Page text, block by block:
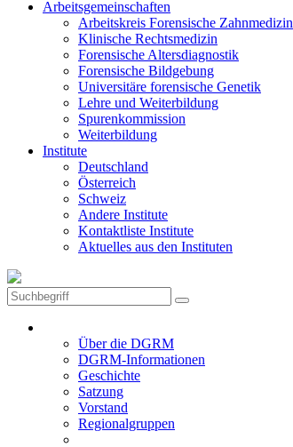
Arbeitsgemeinschaften
Arbeitskreis Forensische Zahnmedizin
Klinische Rechtsmedizin
Forensische Altersdiagnostik
Forensische Bildgebung
Universitäre forensische Genetik
Lehre und Weiterbildung
Spurenkommission
Weiterbildung
Institute
Deutschland
Österreich
Schweiz
Andere Institute
Kontaktliste Institute
Aktuelles aus den Instituten
Über die DGRM
DGRM-Informationen
Geschichte
Satzung
Vorstand
Regionalgruppen